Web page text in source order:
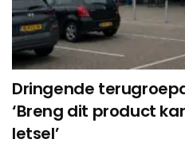
Dringende
‘Breng dit product
letsel’